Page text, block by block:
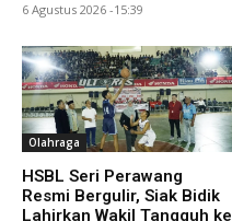
6 Agustus 2026 -15:39
Olahraga
HSBL Seri Perawang
Resmi Bergulir, Siak Bidik
Lahirkan Wakil Tangguh ke